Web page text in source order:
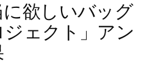
に欲しいバッグ
ェクト」アン